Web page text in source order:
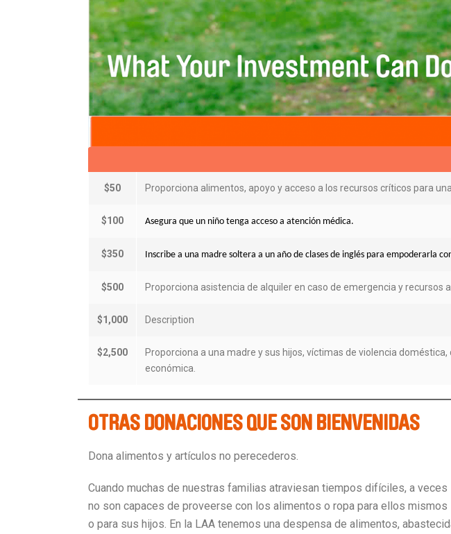
$50 Proporciona alimentos, apoyo y acceso a los recursos críticos para
$100 Asegura que un niño tenga acceso a atención médica.
$350 Inscribe a una madre soltera a un año de clases de inglés para empoderarla
$500 Proporciona asistencia de alquiler en caso de emergencia y
$1,000 Description
$2,500
Proporciona a una madre y sus hijos, víctimas de violencia
económica.
OTRAS DONACIONES QUE SON BIENVENIDAS
Dona alimentos y artículos no perecederos.
Cuando muchas de nuestras familias atraviesan tiempos difíciles, a veces
no son capaces de proveerse con los alimentos o ropa para ellos mismos
o para sus hijos. En la LAA tenemos una despensa de alimentos,